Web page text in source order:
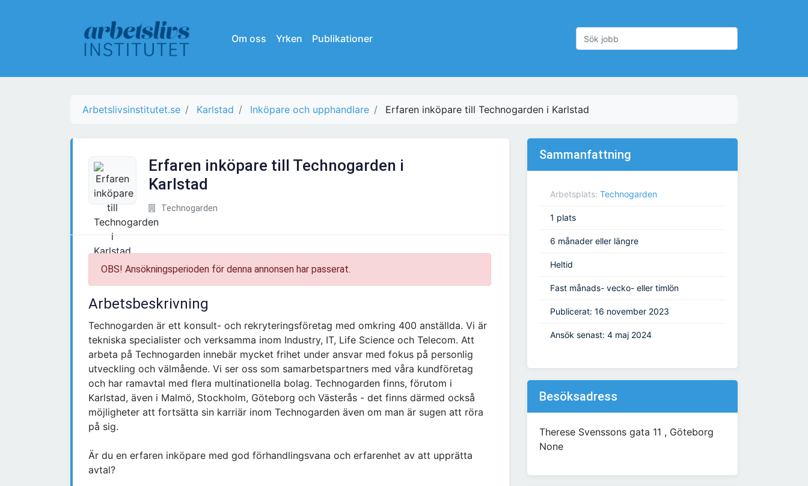
Om oss Yrken Publikationer
Arbetslivsinstitutet.se Karlstad Inköpare och upphandlare Erfaren inköpare till Technogarden i Karlstad
Erfaren inköpare till Technogarden i
Karlstad
Technogarden
OBS! Ansökningsperioden för denna annonsen har passerat.
Arbetsbeskrivning
Technogarden är ett konsult- och rekryteringsföretag med omkring 400 anställda. Vi är
tekniska specialister och verksamma inom Industry, IT, Life Science och Telecom. Att
arbeta på Technogarden innebär mycket frihet under ansvar med fokus på personlig
utveckling och välmående. Vi ser oss som samarbetspartners med våra kundföretag
och har ramavtal med flera multinationella bolag. Technogarden finns, förutom i
Karlstad, även i Malmö, Stockholm, Göteborg och Västerås - det finns därmed också
möjligheter att fortsätta sin karriär inom Technogarden även om man är sugen att röra
på sig.
Är du en erfaren inköpare med god förhandlingsvana och erfarenhet av att upprätta
avtal?
Sammanfattning
Arbetsplats: Technogarden
1 plats
6 månader eller längre
Heltid
Fast månads- vecko- eller timlön
Publicerat: 16 november 2023
Ansök senast: 4 maj 2024
Besöksadress
Therese Svenssons gata 11 , Göteborg
None